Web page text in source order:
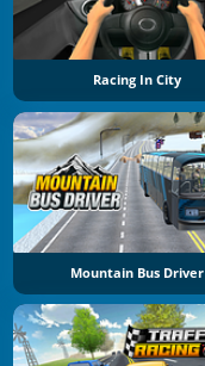
Racing In City
Mountain Bus Driver